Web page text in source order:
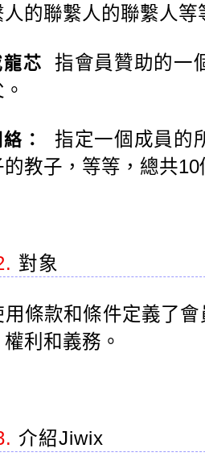
人的聯繫人的聯繫人等
芯 指會員贊助的一
：
指定一個成員的
的教子，等等，總共
對象
用條款和條件定義了
利和義務。
介紹Jiwix